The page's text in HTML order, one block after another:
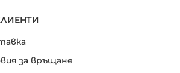
за връщане